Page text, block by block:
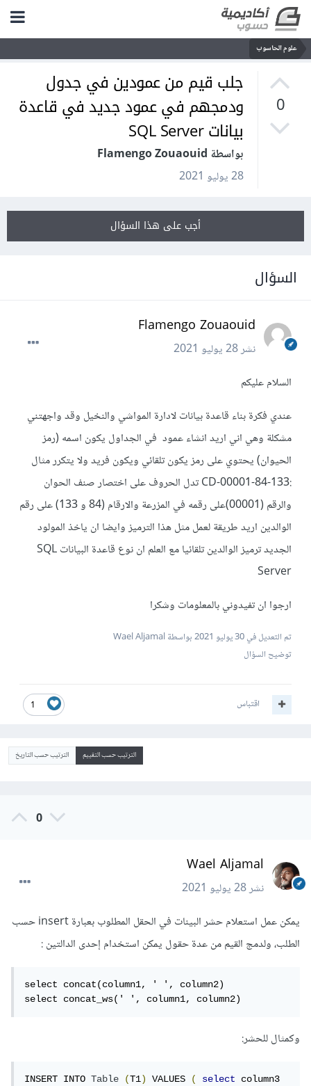
علوم الحاسوب
0
جلب قيم من عمودين في جدول
ودمجهم في عمود جديد في قاعدة
بيانات SQL Server
بواسطة Flamengo Zouaouid
28 يوليو 2021
أجب على هذا السؤال
السؤال
Flamengo Zouaouid
نشر28 يوليو 2021
السلام عليكم
عندي فكرة بناء قاعدة بيانات لادارة المواشي والنخيل وقد واجهتني
مشكلة وهي اني اريد انشاء عمود في الجداول يكون اسمه (رمز
الحيوان) يحتوي على رمز يكون تلقائي ويكون فريد ولا يتكرر مثال
:CD-00001-84-133 تدل الحروف على اختصار صنف الحوان
والرقم (00001)على رقمه في المزرعة والارقام (84 و 133) على رقم
الوالدين اريد طريقة لعمل مثل هذا الترميز وايضا ان ياخذ المولود
الجديد ترميز الوالدين تلقائيا مع العلم ان نوع قاعدة البيانات SQL
Server
ارجوا ان تفيدوني بالمعلومات وشكرا
تم التعديل في30 يوليو 2021
بواسطة Wael Aljamal
توضيح السؤال
1 اقتباس
الترتيب حسب التقييم الترتيب حسب التاريخ
0
Wael Aljamal
نشر28 يوليو 2021
يمكن عمل استعلام حشر البينات في الحقل المطلوب بعبارة insert حسب
الطلب، ولدمج القيم من عدة حقول يمكن استخدام إحدى الدالتين :
select concat(column1, ' ', column2)
select concat_ws(' ', column1, column2)
وكمثال للحشر:
INSERT INTO Table (T1) VALUES ( select
column3